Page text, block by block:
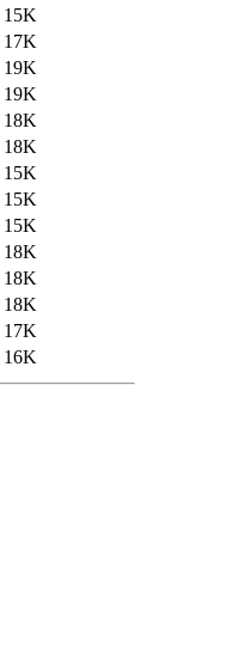
15K
17K
19K
19K
18K
18K
15K
15K
15K
18K
18K
18K
17K
16K